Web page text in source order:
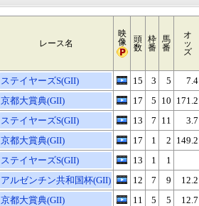
レース名
映
像
頭
数
枠
番
馬
番
オ
ッ
ズ
ステイヤーズS(GII) 15 3 5 7.4
京都大賞典(GII) 17 5 10 171.2
ステイヤーズS(GII) 13 7 11 3.7
京都大賞典(GII) 17 1 2 149.2
ステイヤーズS(GII) 13 1 1
アルゼンチン共和国杯(GII) 12 7 9 12.2
京都大賞典(GII) 11 5 5 12.7